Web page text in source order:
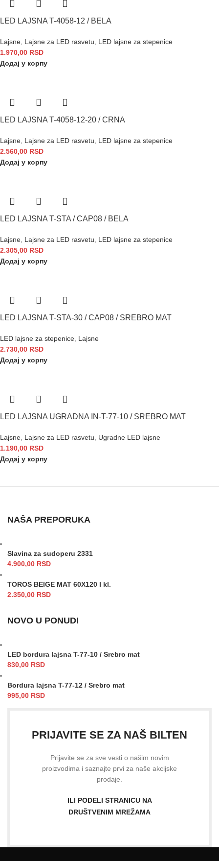
LED LAJSNA T-4058-12 / BELA
Lajsne, Lajsne za LED rasvetu, LED lajsne za stepenice
1.970,00 RSD
Додај у корпу
LED LAJSNA T-4058-12-20 / CRNA
Lajsne, Lajsne za LED rasvetu, LED lajsne za stepenice
2.560,00 RSD
Додај у корпу
LED LAJSNA T-STA / CAP08 / BELA
Lajsne, Lajsne za LED rasvetu, LED lajsne za stepenice
2.305,00 RSD
Додај у корпу
LED LAJSNA T-STA-30 / CAP08 / SREBRO MAT
LED lajsne za stepenice, Lajsne
2.730,00 RSD
Додај у корпу
LED LAJSNA UGRADNA IN-T-77-10 / SREBRO MAT
Lajsne, Lajsne za LED rasvetu, Ugradne LED lajsne
1.190,00 RSD
Додај у корпу
NAŠA PREPORUKA
Slavina za sudoperu 2331
4.900,00 RSD
TOROS BEIGE MAT 60X120 I kl.
2.350,00 RSD
NOVO U PONUDI
LED bordura lajsna T-77-10 / Srebro mat
830,00 RSD
Bordura lajsna T-77-12 / Srebro mat
995,00 RSD
PRIJAVITE SE ZA NAŠ BILTEN
Prijavite se za sve vesti o našim novim
proizvodima i saznajte prvi za naše akcijske
prodaje.
ILI PODELI STRANICU NA
DRUŠTVENIM MREŽAMA